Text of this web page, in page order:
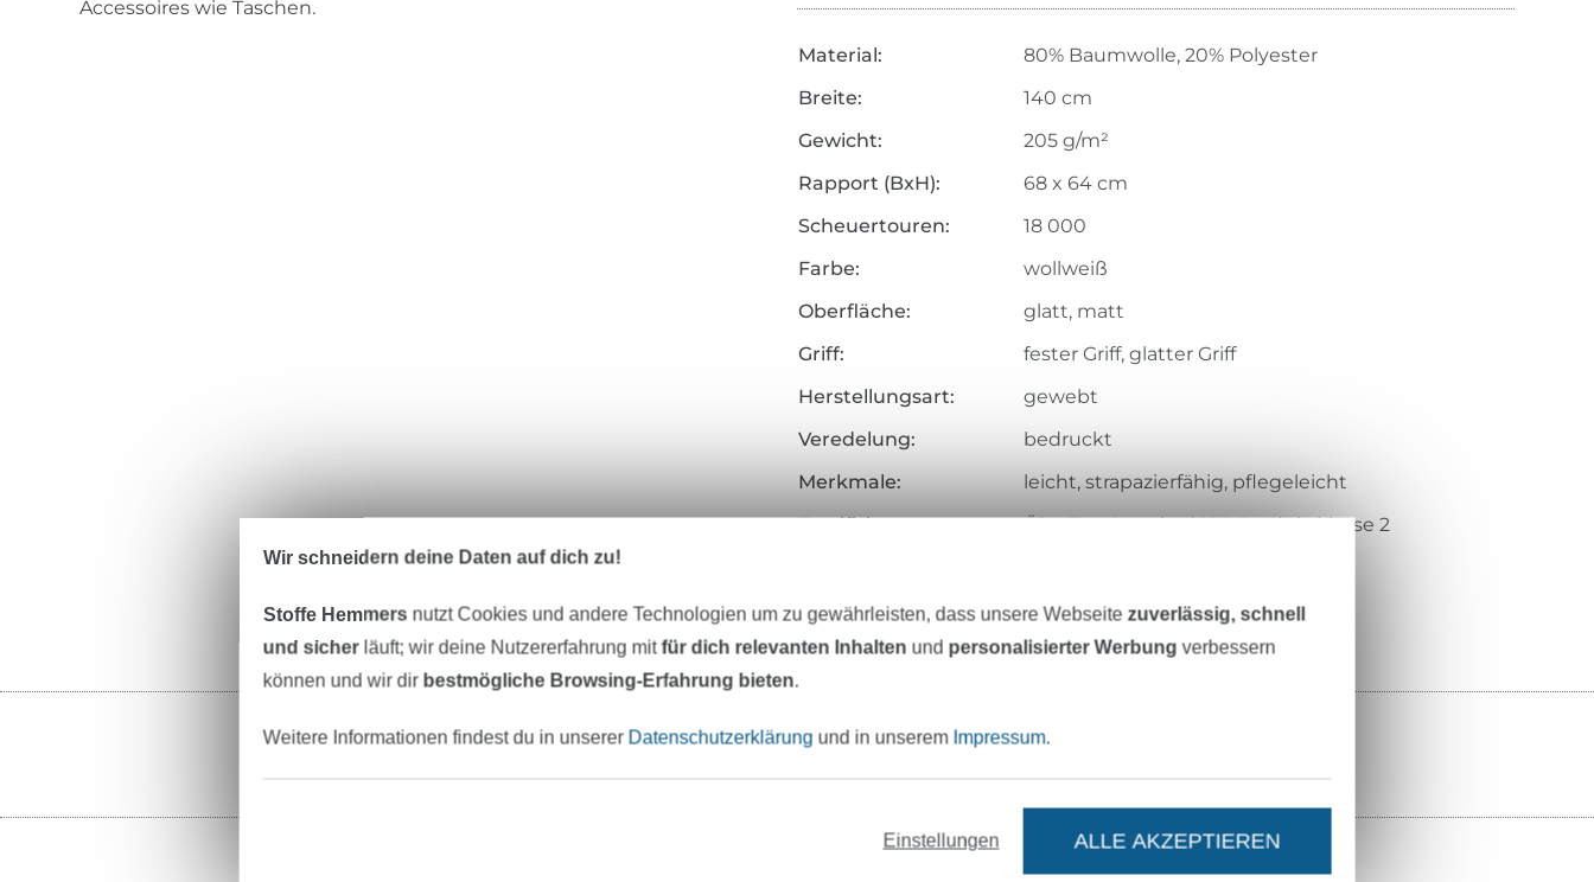
Accessoires wie Taschen.
Material:
80% Baumwolle, 20% Polyester
Breite:
140 cm
Gewicht:
205 g/m²
Rapport (BxH):
68 x 64 cm
Scheuertouren:
18 000
Farbe:
wollweiß
Oberfläche:
glatt, matt
Griff:
fester Griff, glatter Griff
Herstellungsart:
gewebt
Veredelung:
bedruckt
Merkmale:
leicht, strapazierfähig, pflegeleicht
Zertifizierung:
Öko-Tex-Standard 100 Produktklasse 2
Hersteller-Kontaktdaten
Unser Tipp: Das passt dazu
Wir schneidern deine Daten auf dich zu!
Stoffe Hemmers nutzt Cookies und andere Technologien um zu gewährleisten, dass unsere Webseitezuverlässig, schnell
und sicherläuft; wir deine Nutzererfahrung mitfür dich relevanten Inhalten und personalisierter Werbung verbessern
können und wir dir bestmögliche Browsing-Erfahrung bieten.
Weitere Informationen findest du in unserer Datenschutzerklärung und in unserem Impressum.
Einstellungen ALLE AKZEPTIEREN